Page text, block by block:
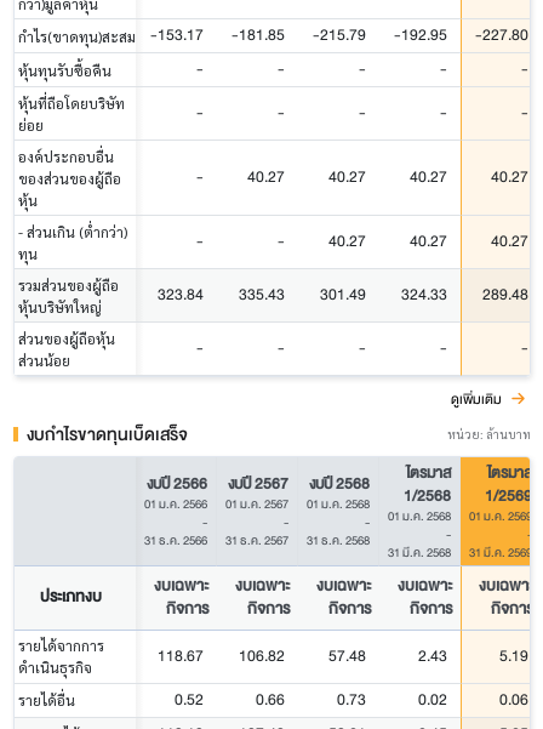
กำไร(ขาดทุน)สะสม -153.17 -181.85 -215.79 -192.95 -227.80
หุ้นทุนรับซื้อคืน - - - - -
หุ้นที่ถือโดยบริษัท
ย่อย
- - - - -
องค์ประกอบอื่น
ของส่วนของผู้ถือ
หุ้น
- 40.27 40.27 40.27 40.27
- ส่วนเกิน (ต่ำกว่า)
ทุน
- - 40.27 40.27 40.27
รวมส่วนของผู้ถือ
หุ้นบริษัทใหญ่
323.84 335.43 301.49 324.33 289.48
ส่วนของผู้ถือหุ้น
ส่วนน้อย
- - - - -
ดูเพิ่มเติม
งบกำไรขาดทุนเบ็ดเสร็จ หน่วย: ล้านบาท
งบปี 2566
01 ม.ค. 2566
-
31 ธ.ค. 2566
งบปี 2567
01 ม.ค. 2567
-
31 ธ.ค. 2567
งบปี 2568
01 ม.ค. 2568
-
31 ธ.ค. 2568
ไตรมาส
1/2568
01 ม.ค. 2568
-
31 มี.ค. 2568
ไตรมาส
1/2569
01 ม.ค. 2569
-
31 มี.ค. 2569
ประเภทงบ
งบเฉพาะ
กิจการ
งบเฉพาะ
กิจการ
งบเฉพาะ
กิจการ
งบเฉพาะ
กิจการ
งบเฉพาะ
กิจการ
รายได้จากการ
ดำเนินธุรกิจ
118.67 106.82 57.48 2.43 5.19
รายได้อื่น 0.52 0.66 0.73 0.02 0.06